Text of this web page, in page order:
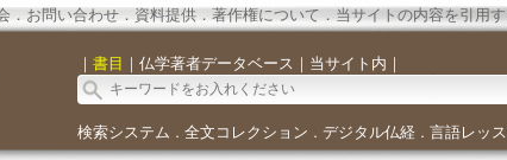
． お問い合わせ． 資料提供． 著作権について．当サイトの内容を引用
｜ 書目 ｜ 仏学著者データベース ｜ 当サイト内 ｜
検索システム ． 全文コレクション ． デジタル仏経． 言語レッ